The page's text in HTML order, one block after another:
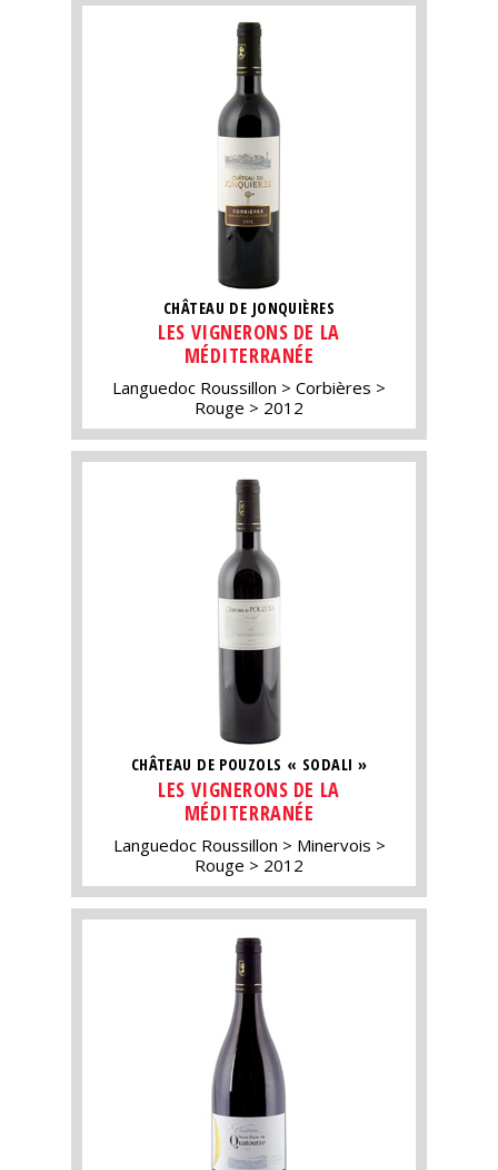
CHÂTEAU DE JONQUIÈRES
LES VIGNERONS DE LA
MÉDITERRANÉE
Languedoc Roussillon
Corbières
Rouge
2012
CHÂTEAU DE POUZOLS « SODALI »
LES VIGNERONS DE LA
MÉDITERRANÉE
Languedoc Roussillon
Minervois
Rouge
2012